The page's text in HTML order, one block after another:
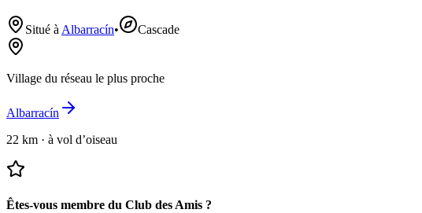
Situé à Albarracín• Cascade
Village du réseau le plus proche
Albarracín
22 km · à vol d’oiseau
Êtes-vous membre du Club des Amis ?